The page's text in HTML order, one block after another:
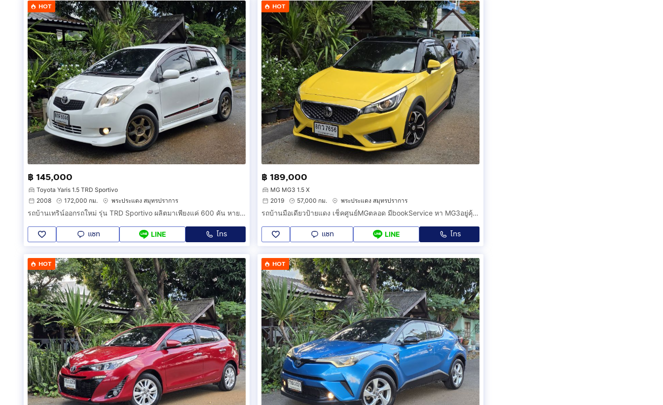
HOT
฿ 145,000
Toyota Yaris 1.5 TRD Sportivo
2008
172,000 กม. พระประแดง สมุทรปราการ
รถบ้านเทริน์ออกรถใหม่ รุ่น TRD Sportivo ผลิตมาเพียงแค่ 600 คัน หายากมาก
แชท LINE โทร
HOT
฿ 189,000
MG MG3 1.5 X
2019
57,000 กม. พระประแดง สมุทรปราการ
รถบ้านมือเดียวป้ายแดง เช็คศูนย์MGตลอด มีbookService หา MG3อยู่คุ้มแน่นอน ตัวไมเนอร์เชนจ์ เกียร์ออโต้แบบปกติแล้ว
แชท LINE โทร
HOT HOT